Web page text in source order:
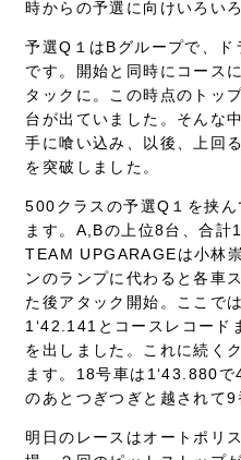
時からの予選に向けいろい
予選Q１はBグループで、ド
です。開始と同時にコース
タックに。この時点のトッ
台が出ていました。そんな
手に喰い込み、以後、上回
を突破しました。
500クラスの予選Q１を挟
ます。A,Bの上位8台、合計
TEAM UPGARAGEは小林
ンのランプに代わると各車
た後アタック開始。ここで
1‘42.141とコースレコード
を出しました。これに続く
ます。18号車は1‘43.880で
のあとつぎつぎと越されて9
明日のレースはオートポリ